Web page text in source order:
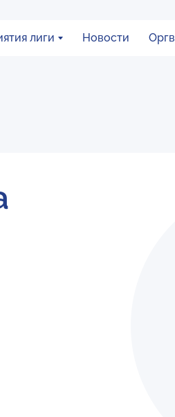
лиги Новости